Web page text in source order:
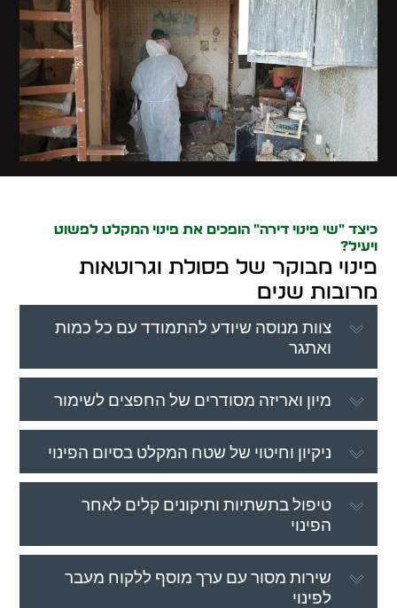
כיצד "שי פינוי דירה" הופכים את פינוי המקלט לפשוט
ויעיל?
פינוי מבוקר של פסולת וגרוטאות
מרובות שנים
צוות מנוסה שיודע להתמודד עם כל כמות
ואתגר
מיון ואריזה מסודרים של החפצים לשימור
ניקיון וחיטוי של שטח המקלט בסיום הפינוי
טיפול בתשתיות ותיקונים קלים לאחר
הפינוי
שירות מסור עם ערך מוסף ללקוח מעבר
לפינוי